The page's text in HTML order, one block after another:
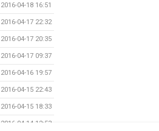
2016-04-18 16:51
2016-04-17 22:32
2016-04-17 20:35
2016-04-17 09:37
2016-04-16 19:57
2016-04-15 22:43
2016-04-15 18:33
2016-04-14 12:53